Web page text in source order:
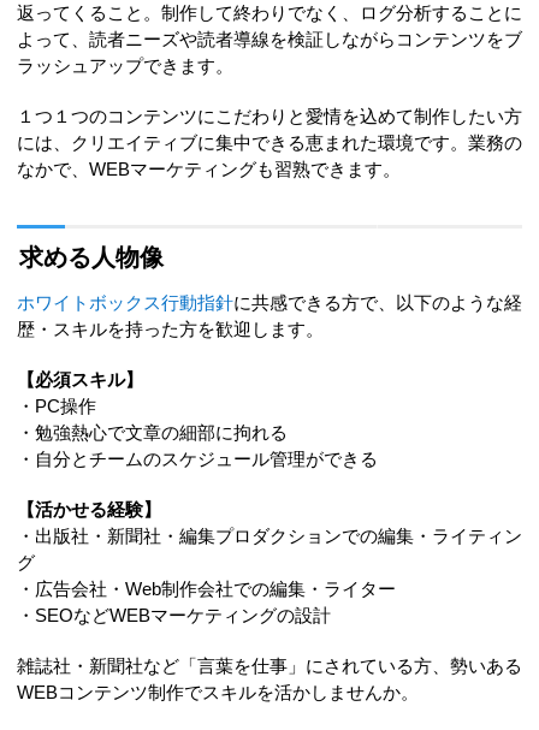
返ってくること。制作して終わりでなく、ログ分析することに
よって、読者ニーズや読者導線を検証しながらコンテンツをブ
ラッシュアップできます。
１つ１つのコンテンツにこだわりと愛情を込めて制作したい方
には、クリエイティブに集中できる恵まれた環境です。業務の
なかで、WEBマーケティングも習熟できます。
求める人物像
ホワイトボックス行動指針に共感できる方で、以下のような経
歴・スキルを持った方を歓迎します。
【必須スキル】
・PC操作
・勉強熱心で文章の細部に拘れる
・自分とチームのスケジュール管理ができる
【活かせる経験】
・出版社・新聞社・編集プロダクションでの編集・ライティン
グ
・広告会社・Web制作会社での編集・ライター
・SEOなどWEBマーケティングの設計
雑誌社・新聞社など「言葉を仕事」にされている方、勢いある
WEBコンテンツ制作でスキルを活かしませんか。